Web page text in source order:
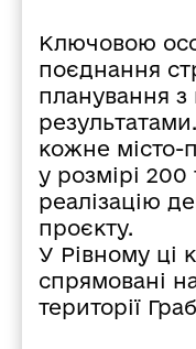
Ключовою
поєднання
планування
кожне місто-
у розмірі
реалізацію
проєкту.
У Рівному ці
спрямовані
території